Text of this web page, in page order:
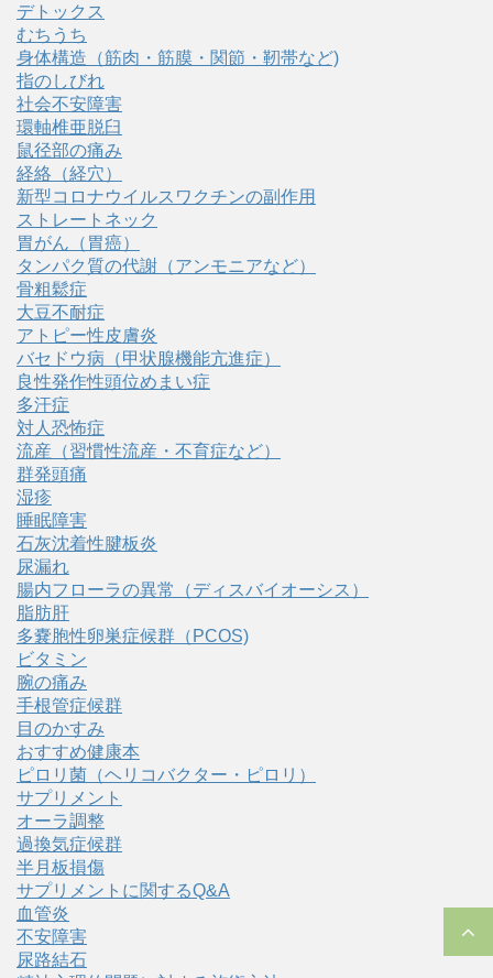
デトックス
むちうち
身体構造（筋肉・筋膜・関節・靭帯など)
指のしびれ
社会不安障害
環軸椎亜脱臼
鼠径部の痛み
経絡（経穴）
新型コロナウイルスワクチンの副作用
ストレートネック
胃がん（胃癌）
タンパク質の代謝（アンモニアなど）
骨粗鬆症
大豆不耐症
アトピー性皮膚炎
バセドウ病（甲状腺機能亢進症）
良性発作性頭位めまい症
多汗症
対人恐怖症
流産（習慣性流産・不育症など）
群発頭痛
湿疹
睡眠障害
石灰沈着性腱板炎
尿漏れ
腸内フローラの異常（ディスバイオーシス）
脂肪肝
多嚢胞性卵巣症候群（PCOS)
ビタミン
腕の痛み
手根管症候群
目のかすみ
おすすめ健康本
ピロリ菌（ヘリコバクター・ピロリ）
サプリメント
オーラ調整
過換気症候群
半月板損傷
サプリメントに関するQ&A
血管炎
不安障害
尿路結石